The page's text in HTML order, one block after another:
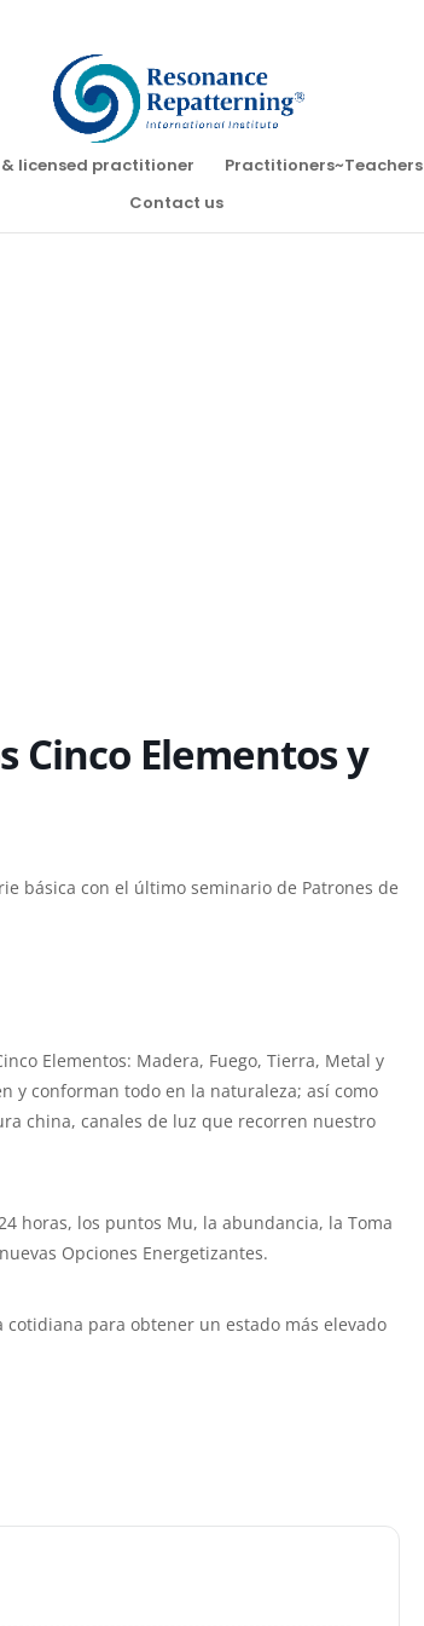
licensed practitioner Practitioners~Teachers
Contact us
Cinco Elementos y
básica con el último seminario de Patrones de
Elementos: Madera, Fuego, Tierra, Metal y
y conforman todo en la naturaleza; así como
china, canales de luz que recorren nuestro
horas, los puntos Mu, la abundancia, la Toma
Opciones Energetizantes.
para obtener un estado más elevado